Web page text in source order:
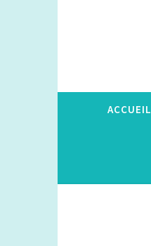
ACCUEIL